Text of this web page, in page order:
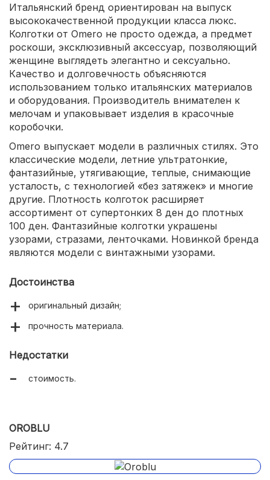
Итальянский бренд ориентирован на выпуск
высококачественной продукции класса люкс.
Колготки от Omero не просто одежда, а предмет
роскоши, эксклюзивный аксессуар, позволяющий
женщине выглядеть элегантно и сексуально.
Качество и долговечность объясняются
использованием только итальянских материалов
и оборудования. Производитель внимателен к
мелочам и упаковывает изделия в красочные
коробочки.
Omero выпускает модели в различных стилях. Это
классические модели, летние ультратонкие,
фантазийные, утягивающие, теплые, снимающие
усталость, с технологией «без затяжек» и многие
другие. Плотность колготок расширяет
ассортимент от супертонких 8 ден до плотных
100 ден. Фантазийные колготки украшены
узорами, стразами, ленточками. Новинкой бренда
являются модели с винтажными узорами.
Достоинства
оригинальный дизайн;
прочность материала.
Недостатки
стоимость.
OROBLU
Рейтинг: 4.7